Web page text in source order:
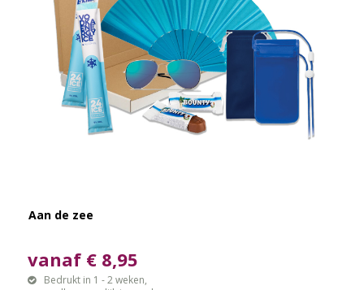
Aan de zee
vanaf € 8,95
Bedrukt in 1 - 2 weken,